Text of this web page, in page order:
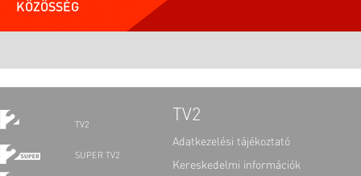
KÖZÖSSÉG
TV2
SUPER TV2
TV2
Adatkezelési tájékoztató
Kereskedelmi információk